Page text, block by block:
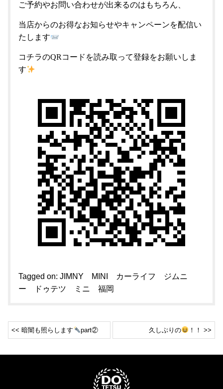
ご予約やお問い合わせが出来るのはもちろん、
当店からのお得なお知らせやキャンペーンを配信い
たします
コチラのQRコードを読み取って登録をお願いしま
す
Tagged on: JIMNY MINI カーライフ
ジムニ
ー
ドゥテツ ミニ 福岡
<< 暗闇も照らします part② 久しぶりの ！！ >>